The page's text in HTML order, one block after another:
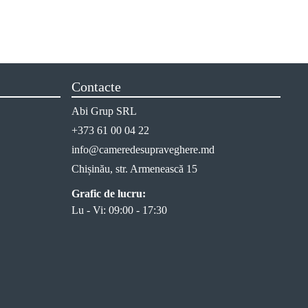
Contacte
Abi Grup SRL
+373 61 00 04 22
info@cameredesupraveghere.md
Chișinău, str. Armenească 15
Grafic de lucru:
Lu - Vi: 09:00 - 17:30